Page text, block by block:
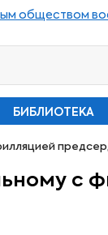
обществом
БИБЛИОТЕКА
с